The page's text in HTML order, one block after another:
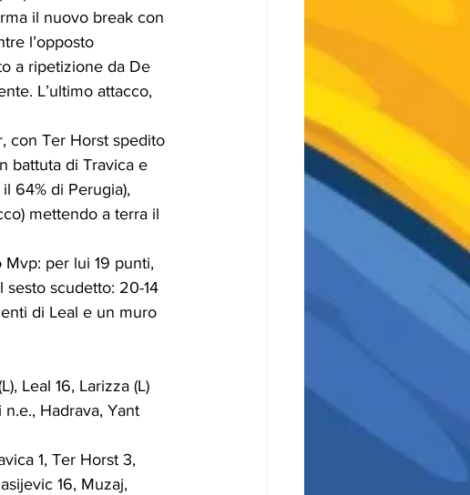
il nuovo break con
l’opposto
a ripetizione da De
L’ultimo attacco,
con Ter Horst spedito
battuta di Travica e
64% di Perugia),
mettendo a terra il
per lui 19 punti,
scudetto: 20-14
di Leal e un muro
Leal 16, Larizza (L)
Hadrava, Yant
1, Ter Horst 3,
16, Muzaj,